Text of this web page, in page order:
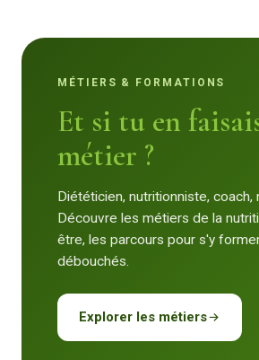
MÉTIERS & FORMATIONS
Et si tu en
métier ?
Diététicien, nutritionniste, coach,
Découvre les métiers de la
être, les parcours pour s'y
débouchés.
Explorer les métiers